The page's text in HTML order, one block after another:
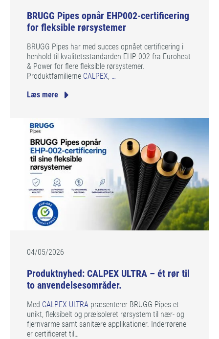
BRUGG Pipes opnår EHP002-certificering
for fleksible rørsystemer
BRUGG Pipes har med succes opnået certificering i
henhold til kvalitetsstandarden EHP 002 fra Euroheat
& Power for flere fleksible rørsystemer.
Produktfamilierne CALPEX, …
Læs mere
04/05/2026
Produktnyhed: CALPEX ULTRA – ét rør til
to anvendelsesområder.
Med CALPEX ULTRA præsenterer BRUGG Pipes et
unikt, fleksibelt og præisoleret rørsystem til nær- og
fjernvarme samt sanitære applikationer. Inderrørene
er certificeret til…